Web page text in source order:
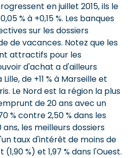
en juillet 2015, ils le
% à +0,15 %. Les banques
sur les dossiers
de vacances. Notez que les
attractifs pour les
d'achat a d'ailleurs
de +11 % à Marseille et
Le Nord est la région la plus
de 20 ans avec un
% contre 2,50 % dans les
les meilleurs dossiers
taux d'intérêt de moins de
%) et 1,97 % dans l'Ouest.